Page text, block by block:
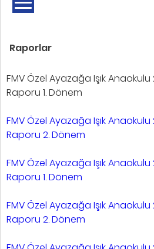
Raporlar
FMV Özel Ayazağa Işık
Raporu 1. Dönem
FMV Özel Ayazağa Işık
Raporu 2. Dönem
FMV Özel Ayazağa Işık Anaokulu
Raporu 1. Dönem
FMV Özel Ayazağa Işık
Raporu 2. Dönem